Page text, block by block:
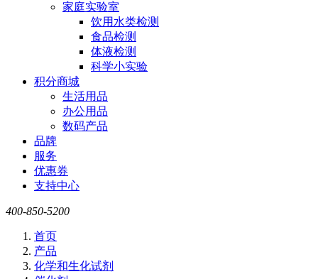
家庭实验室
饮用水类检测
食品检测
体液检测
科学小实验
积分商城
生活用品
办公用品
数码产品
品牌
服务
优惠券
支持中心
400-850-5200
首页
产品
化学和生化试剂